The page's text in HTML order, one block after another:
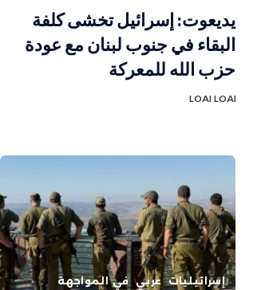
يديعوت: إسرائيل تخشى كلفة
البقاء في جنوب لبنان مع عودة
حزب الله للمعركة
LOAI LOAI
إسرائيليات عربي في المواجهة